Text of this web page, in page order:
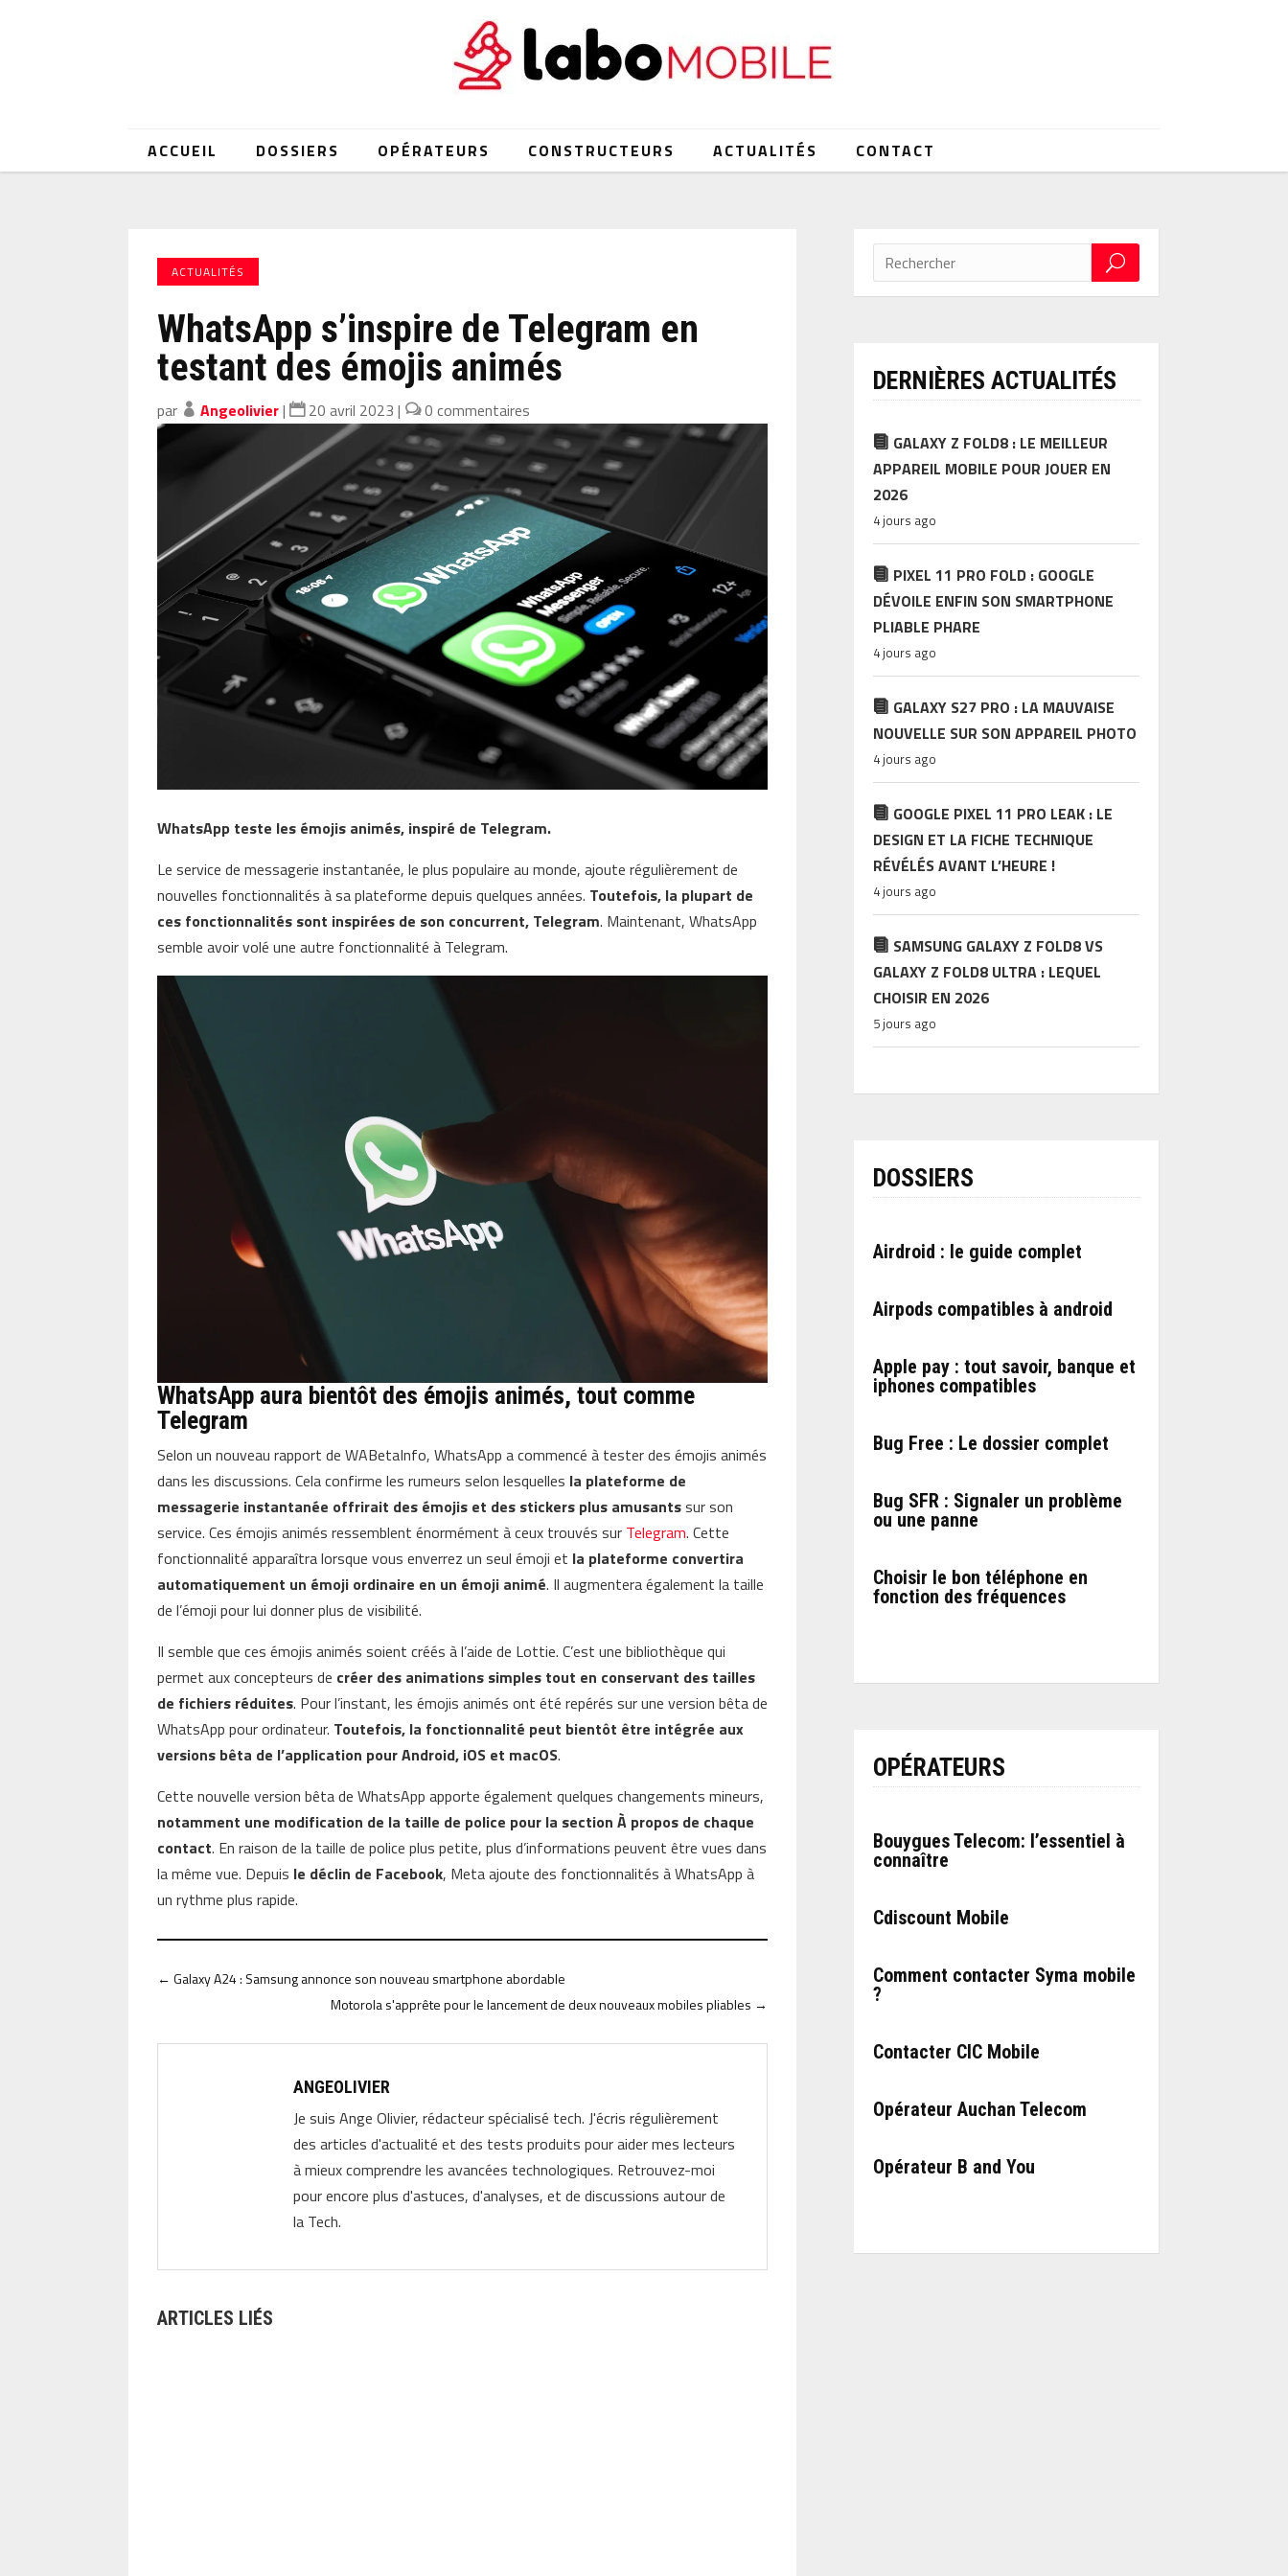
ACCUEIL DOSSIERS OPÉRATEURS CONSTRUCTEURS ACTUALITÉS CONTACT
ACTUALITÉS
WhatsApp s’inspire de Telegram en
testant des émojis animés
par Angeolivier| 20 avril 2023 | 0 commentaires
WhatsApp teste les émojis animés, inspiré de Telegram.
Le service de messagerie instantanée, le plus populaire au monde, ajoute régulièrement de
nouvelles fonctionnalités à sa plateforme depuis quelques années. Toutefois, la plupart de
ces fonctionnalités sont inspirées de son concurrent, Telegram. Maintenant, WhatsApp
semble avoir volé une autre fonctionnalité à Telegram.
WhatsApp aura bientôt des émojis animés, tout comme
Telegram
Selon un nouveau rapport de WABetaInfo, WhatsApp a commencé à tester des émojis animés
dans les discussions. Cela confirme les rumeurs selon lesquelles la plateforme de
messagerie instantanée offrirait des émojis et des stickers plus amusantssur son
service. Ces émojis animés ressemblent énormément à ceux trouvés sur Telegram. Cette
fonctionnalité apparaîtra lorsque vous enverrez un seul émoji et la plateforme convertira
automatiquement un émoji ordinaire en un émoji animé. Il augmentera également la taille
de l’émoji pour lui donner plus de visibilité.
Il semble que ces émojis animés soient créés à l’aide de Lottie. C’est une bibliothèque qui
permet aux concepteurs de créer des animations simples tout en conservant des tailles
de fichiers réduites. Pour l’instant, les émojis animés ont été repérés sur une version bêta de
WhatsApp pour ordinateur. Toutefois, la fonctionnalité peut bientôt être intégrée aux
versions bêta de l’application pour Android, iOS et macOS.
Cette nouvelle version bêta de WhatsApp apporte également quelques changements mineurs,
notamment une modification de la taille de police pour la section À propos de chaque
contact. En raison de la taille de police plus petite, plus d’informations peuvent être vues dans
la même vue. Depuis le déclin de Facebook, Meta ajoute des fonctionnalités à WhatsApp à
un rythme plus rapide.
←Galaxy A24 : Samsung annonce son nouveau smartphone abordable
Motorola s'apprête pour le lancement de deux nouveaux mobiles pliables →
ANGEOLIVIER
Je suis Ange Olivier, rédacteur spécialisé tech. J'écris régulièrement
des articles d'actualité et des tests produits pour aider mes lecteurs
à mieux comprendre les avancées technologiques. Retrouvez-moi
pour encore plus d'astuces, d'analyses, et de discussions autour de
la Tech.
ARTICLES LIÉS
DERNIÈRES ACTUALITÉS
GALAXY Z FOLD8 : LE MEILLEUR
APPAREIL MOBILE POUR JOUER EN
2026
4 jours ago
PIXEL 11 PRO FOLD : GOOGLE
DÉVOILE ENFIN SON SMARTPHONE
PLIABLE PHARE
4 jours ago
GALAXY S27 PRO : LA MAUVAISE
NOUVELLE SUR SON APPAREIL PHOTO
4 jours ago
GOOGLE PIXEL 11 PRO LEAK : LE
DESIGN ET LA FICHE TECHNIQUE
RÉVÉLÉS AVANT L’HEURE !
4 jours ago
SAMSUNG GALAXY Z FOLD8 VS
GALAXY Z FOLD8 ULTRA : LEQUEL
CHOISIR EN 2026
5 jours ago
DOSSIERS
Airdroid : le guide complet
Airpods compatibles à android
Apple pay : tout savoir, banque et
iphones compatibles
Bug Free : Le dossier complet
Bug SFR : Signaler un problème
ou une panne
Choisir le bon téléphone en
fonction des fréquences
OPÉRATEURS
Bouygues Telecom: l’essentiel à
connaître
Cdiscount Mobile
Comment contacter Syma mobile
?
Contacter CIC Mobile
Opérateur Auchan Telecom
Opérateur B and You